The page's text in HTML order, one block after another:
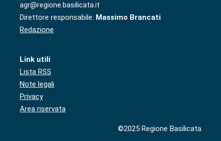
agr@regione.basilicata.it
Direttore responsabile: Massimo Brancati
Redazione
Link utili
Lista RSS
Note legali
Privacy
Area riservata
©2025 Regione Basilicata